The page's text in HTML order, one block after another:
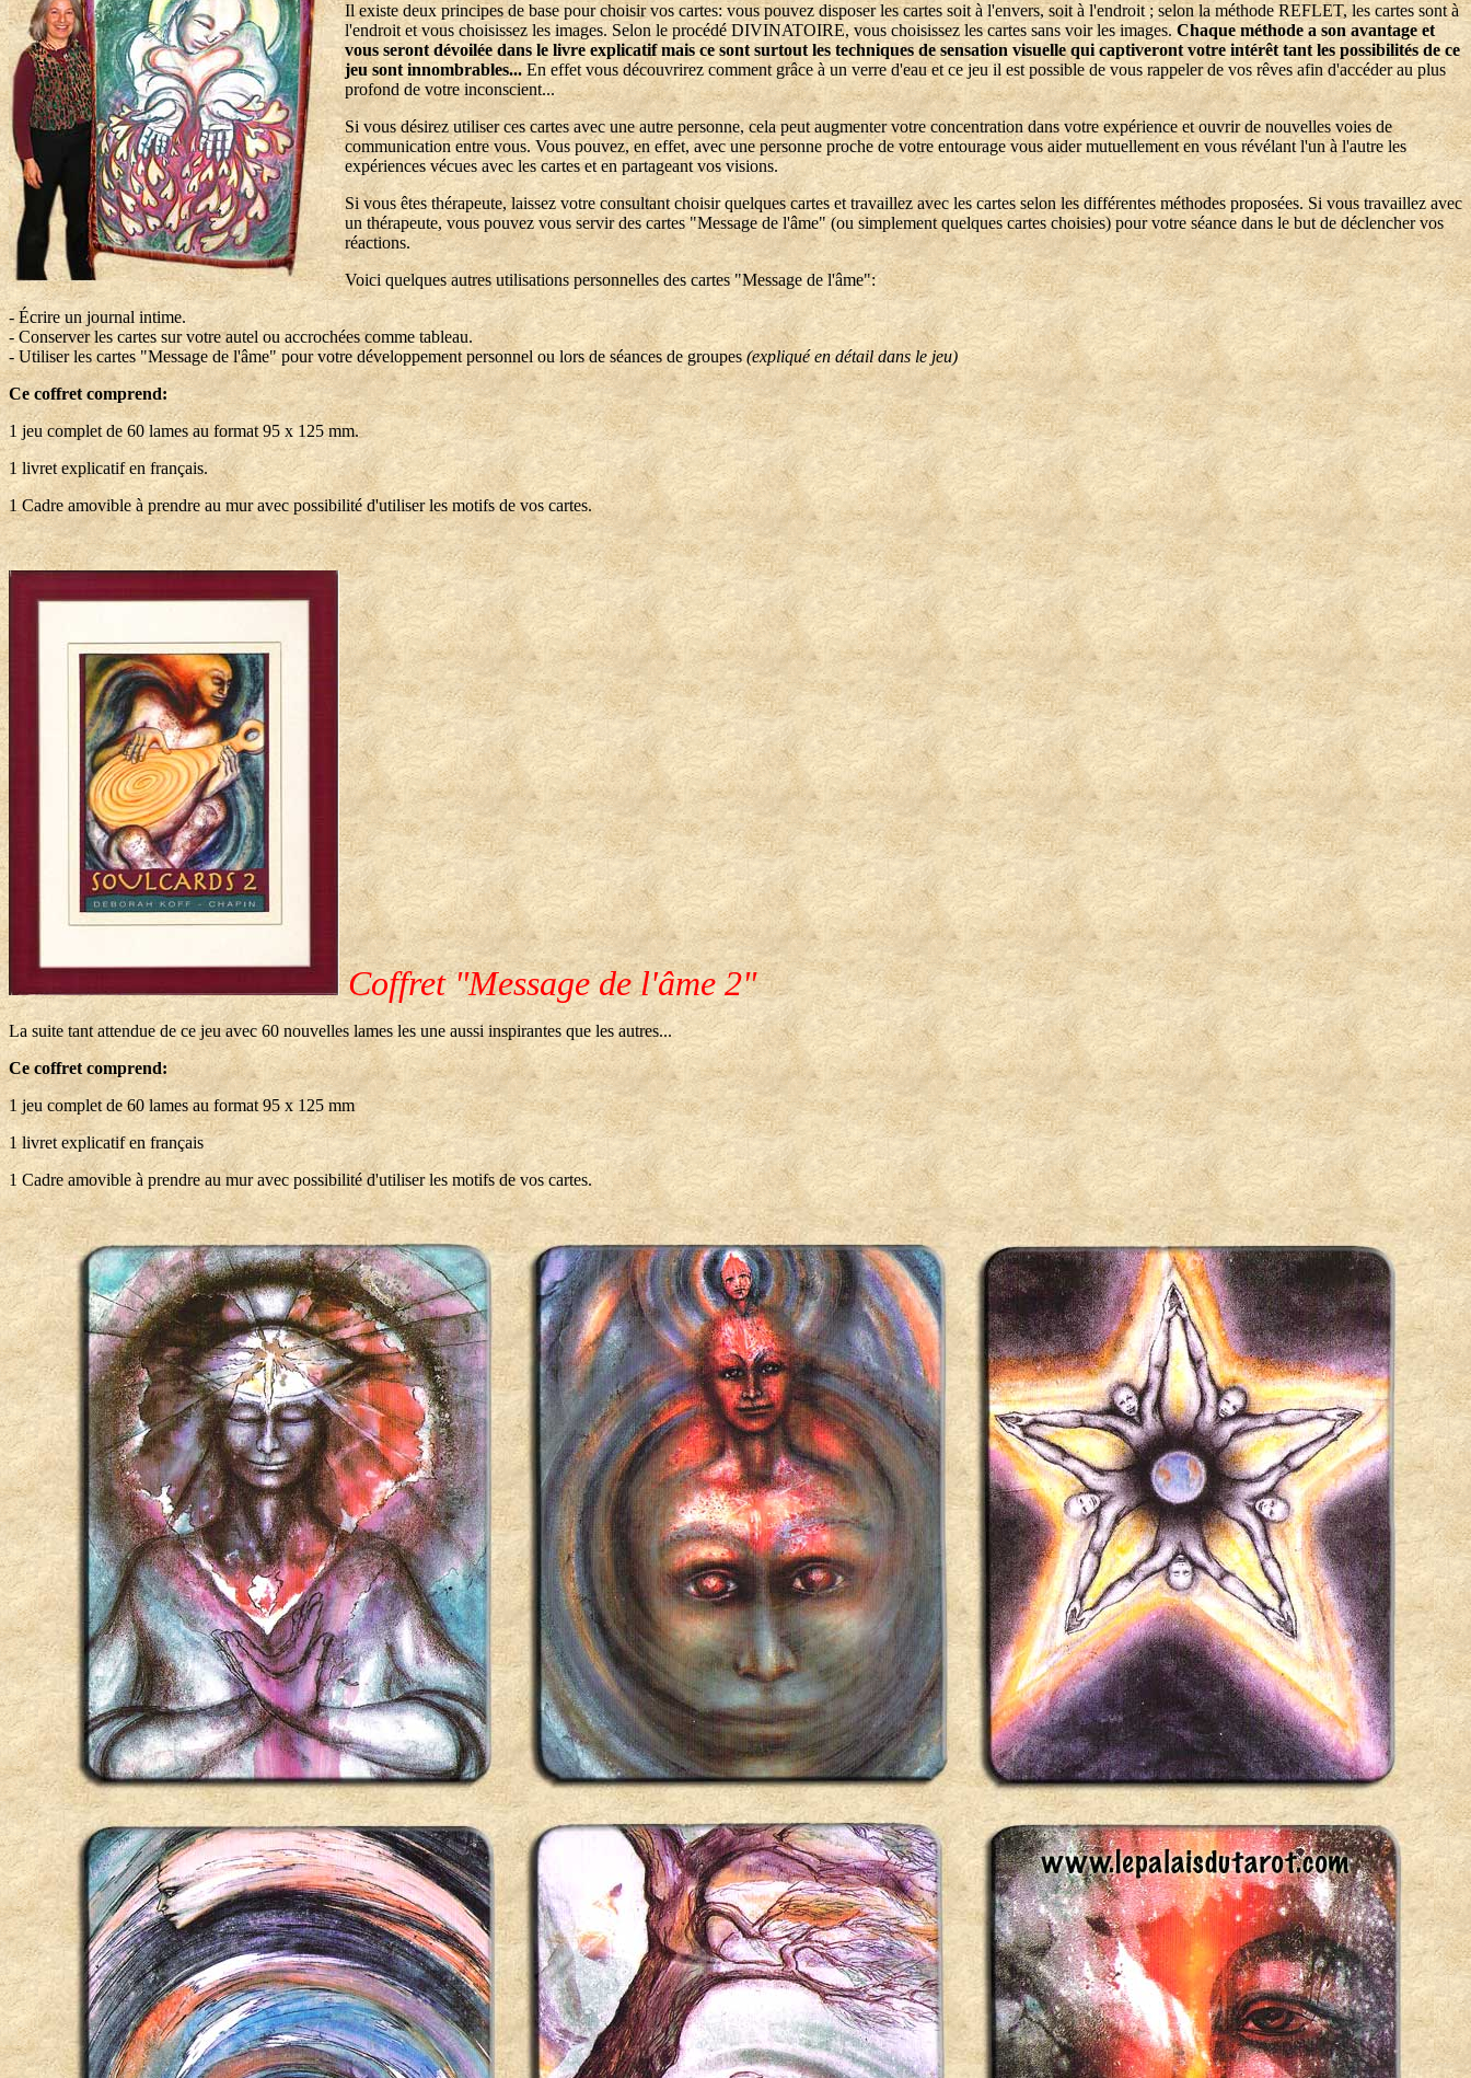
Il existe deux principes de base pour choisir vos cartes: vous pouvez disposer les cartes soit à l'envers, soit à l'endroit ; selon la méthode REFLET, les cartes sont à
l'endroit et vous choisissez les images. Selon le procédé DIVINATOIRE, vous choisissez les cartes sans voir les images. Chaque méthode a son avantage et
vous seront dévoilée dans le livre explicatif mais ce sont surtout les techniques de sensation visuelle qui captiveront votre intérêt tant les possibilités de ce
jeu sont innombrables... En effet vous découvrirez comment grâce à un verre d'eau et ce jeu il est possible de vous rappeler de vos rêves afin d'accéder au plus
profond de votre inconscient...
Si vous désirez utiliser ces cartes avec une autre personne, cela peut augmenter votre concentration dans votre expérience et ouvrir de nouvelles voies de
communication entre vous. Vous pouvez, en effet, avec une personne proche de votre entourage vous aider mutuellement en vous révélant l'un à l'autre les
expériences vécues avec les cartes et en partageant vos visions.
Si vous êtes thérapeute, laissez votre consultant choisir quelques cartes et travaillez avec les cartes selon les différentes méthodes proposées. Si vous travaillez avec
un thérapeute, vous pouvez vous servir des cartes "Message de l'âme" (ou simplement quelques cartes choisies) pour votre séance dans le but de déclencher vos
réactions.
Voici quelques autres utilisations personnelles des cartes "Message de l'âme":
- Écrire un journal intime.
- Conserver les cartes sur votre autel ou accrochées comme tableau.
- Utiliser les cartes "Message de l'âme" pour votre développement personnel ou lors de séances de groupes(expliqué en détail dans le jeu)
Ce coffret comprend:
1 jeu complet de 60 lames au format 95 x 125 mm.
1 livret explicatif en français.
1 Cadre amovible à prendre au mur avec possibilité d'utiliser les motifs de vos cartes.
Coffret "Message de l'âme 2"
La suite tant attendue de ce jeu avec 60 nouvelles lames les une aussi inspirantes que les autres...
Ce coffret comprend:
1 jeu complet de 60 lames au format 95 x 125 mm
1 livret explicatif en français
1 Cadre amovible à prendre au mur avec possibilité d'utiliser les motifs de vos cartes.